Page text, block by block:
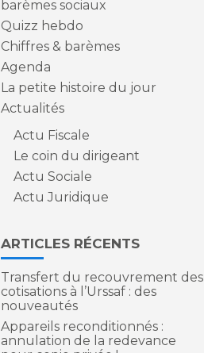
barèmes sociaux
Quizz hebdo
Chiffres & barèmes
Agenda
La petite histoire du jour
Actualités
Actu Fiscale
Le coin du dirigeant
Actu Sociale
Actu Juridique
ARTICLES RÉCENTS
Transfert du recouvrement des
cotisations à l’Urssaf : des
nouveautés
Appareils reconditionnés :
annulation de la redevance